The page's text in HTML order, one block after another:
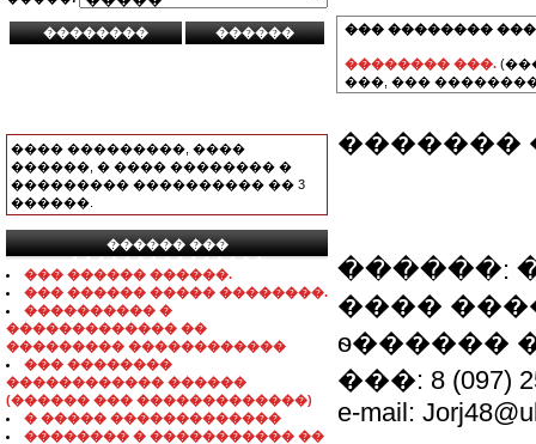
���� ���������, ����
������, � ���� �������� �
��������� ���������� �� 3
������.
������ ���
���������������
��� ������ ������.
��� ������ ����� ��������.
���������� �
������������� ��
��������� ������������
��� ��������
������������ ������
(������ ��� �������������)
� ����� �������������
�������� � ����������� ��
��� ��������
�������� ���.
���, ���
�������
������:
����
ѳ������
���: 8 (097)
e-mail: